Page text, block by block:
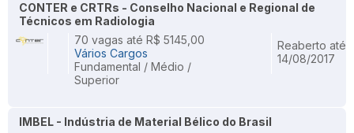
CONTER e CRTRs - Conselho Nacional e Regional de
Técnicos em Radiologia
70 vagas até R$ 5145,00
Vários Cargos
Fundamental / Médio /
Superior
Reaberto até
14/08/2017
IMBEL - Indústria de Material Bélico do Brasil